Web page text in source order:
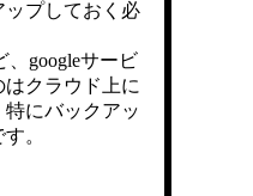
ップしておく必
、googleサービ
クラウド上に
にバックアッ
。